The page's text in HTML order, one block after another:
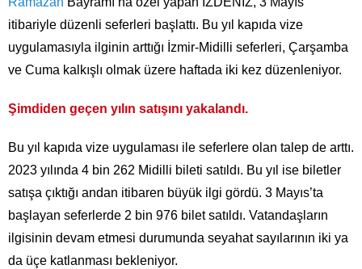
itibariyle düzenli seferleri başlattı. Bu yıl kapıda vize
uygulamasıyla ilginin arttığı İzmir-Midilli seferleri, Çarşamba
ve Cuma kalkışlı olmak üzere haftada iki kez düzenleniyor.
Şimdiden geçen yılın satışını yakalandı.
Bu yıl kapıda vize uygulaması ile seferlere olan talep de arttı.
2023 yılında 4 bin 262 Midilli bileti satıldı. Bu yıl ise biletler
satışa çıktığı andan itibaren büyük ilgi gördü. 3 Mayıs’ta
başlayan seferlerde 2 bin 976 bilet satıldı. Vatandaşların
ilgisinin devam etmesi durumunda seyahat sayılarının iki ya
da üçe katlanması bekleniyor.